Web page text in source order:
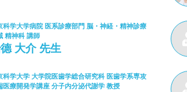
科学大学病院 医系診療部門 脳・神経・精神診療
精神科 講師
大介 先生
科学大学 大学院医歯学総合研究科 医歯学系専攻
医療開発学講座 分子内分泌代謝学 教授